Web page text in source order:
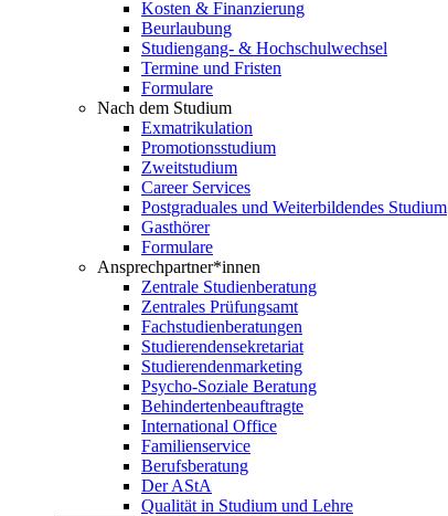
Kosten & Finanzierung
Beurlaubung
Studiengang- & Hochschulwechsel
Termine und Fristen
Formulare
Nach dem Studium
Exmatrikulation
Promotionsstudium
Zweitstudium
Career Services
Postgraduales und Weiterbildendes Studium
Gasthörer
Formulare
Ansprechpartner*innen
Zentrale Studienberatung
Zentrales Prüfungsamt
Fachstudienberatungen
Studierendensekretariat
Studierendenmarketing
Psycho-Soziale Beratung
Behindertenbeauftragte
International Office
Familienservice
Berufsberatung
Der AStA
Qualität in Studium und Lehre